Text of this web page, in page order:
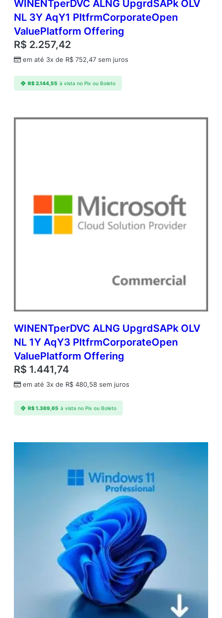
m
e
r
c
i
a
n
WINENTperDVC ALNG UpgrdSAPk OLV
NL 3Y AqY1 PltfrmCorporateOpen
ValuePlatform Offering
R$ 2.257,42
em até 3x de R$ 752,47 sem juros
R$2.144,55 à vista no Pix ou Boleto
WINENTperDVC ALNG UpgrdSAPk OLV
NL 1Y AqY3 PltfrmCorporateOpen
ValuePlatform Offering
R$ 1.441,74
em até 3x de R$ 480,58 sem juros
R$1.369,65 à vista no Pix ou Boleto